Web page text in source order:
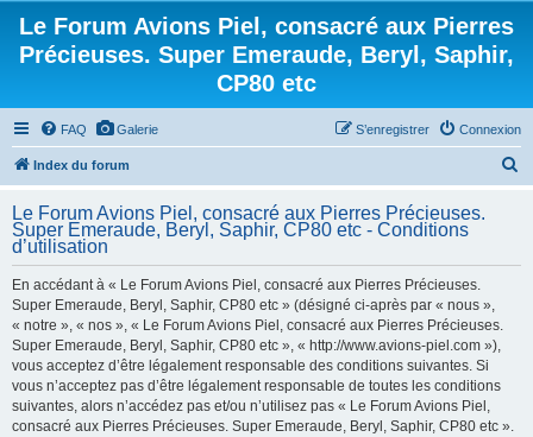
Le Forum Avions Piel, consacré aux Pierres
Précieuses. Super Emeraude, Beryl, Saphir,
CP80 etc
FAQ Galerie Connexion
S’enregistrer
Index du forum
Le Forum Avions Piel, consacré aux Pierres Précieuses.
Super Emeraude, Beryl, Saphir, CP80 etc - Conditions
d’utilisation
En accédant à « Le Forum Avions Piel, consacré aux Pierres Précieuses.
Super Emeraude, Beryl, Saphir, CP80 etc » (désigné ci-après par « nous »,
« notre », « nos », « Le Forum Avions Piel, consacré aux Pierres Précieuses.
Super Emeraude, Beryl, Saphir, CP80 etc », « http://www.avions-piel.com »),
vous acceptez d’être légalement responsable des conditions suivantes. Si
vous n’acceptez pas d’être légalement responsable de toutes les conditions
suivantes, alors n’accédez pas et/ou n’utilisez pas « Le Forum Avions Piel,
consacré aux Pierres Précieuses. Super Emeraude, Beryl, Saphir, CP80 etc ».